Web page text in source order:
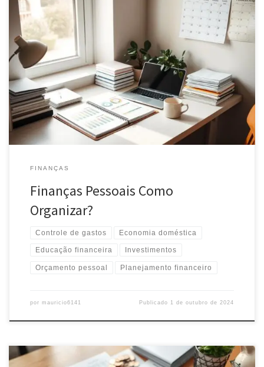
Aprenda a organizar suas finanças pessoais de forma eficiente.
Descubra dicas práticas para controlar gastos, economizar e
alcançar seus objetivos financeiros.
FINANÇAS
Finanças Pessoais Como
Organizar?
Controle de gastos Economia doméstica
Educação financeira Investimentos
Orçamento pessoal Planejamento financeiro
por mauricio6141 Publicado 1 de outubro de 2024